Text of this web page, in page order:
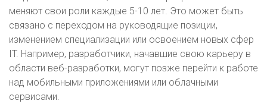
меняют свои роли каждые 5-10 лет. Это может быть
связано с переходом на руководящие позиции,
изменением специализации или освоением новых сфер
IT. Например, разработчики, начавшие свою карьеру в
области веб-разработки, могут позже перейти к работе
над мобильными приложениями или облачными
сервисами.